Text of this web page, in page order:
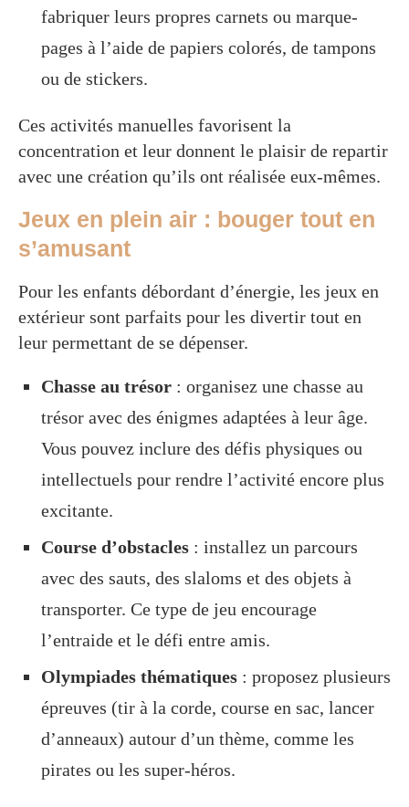
fabriquer leurs propres carnets ou marque-
pages à l’aide de papiers colorés, de tampons
ou de stickers.
Ces activités manuelles favorisent la
concentration et leur donnent le plaisir de repartir
avec une création qu’ils ont réalisée eux-mêmes.
Jeux en plein air : bouger tout en
s’amusant
Pour les enfants débordant d’énergie, les jeux en
extérieur sont parfaits pour les divertir tout en
leur permettant de se dépenser.
Chasse au trésor : organisez une chasse au
trésor avec des énigmes adaptées à leur âge.
Vous pouvez inclure des défis physiques ou
intellectuels pour rendre l’activité encore plus
excitante.
Course d’obstacles : installez un parcours
avec des sauts, des slaloms et des objets à
transporter. Ce type de jeu encourage
l’entraide et le défi entre amis.
Olympiades thématiques : proposez plusieurs
épreuves (tir à la corde, course en sac, lancer
d’anneaux) autour d’un thème, comme les
pirates ou les super-héros.